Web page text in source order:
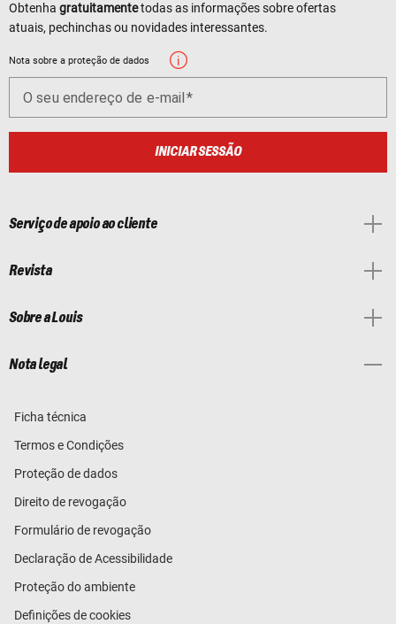
Obtenha gratuitamentetodas as informações sobre ofertas
atuais, pechinchas ou novidades interessantes.
Nota sobre a proteção de dados
O seu endereço de e-mail
INICIAR SESSÃO
Serviço de apoio ao cliente
Revista
Sobre a Louis
Nota legal
Ficha técnica
Termos e Condições
Proteção de dados
Direito de revogação
Formulário de revogação
Declaração de Acessibilidade
Proteção do ambiente
Definições de cookies